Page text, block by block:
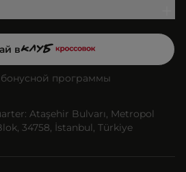
в
программы
Ataşehir Bulvarı, Metropol
34758, İstanbul, Türkiye